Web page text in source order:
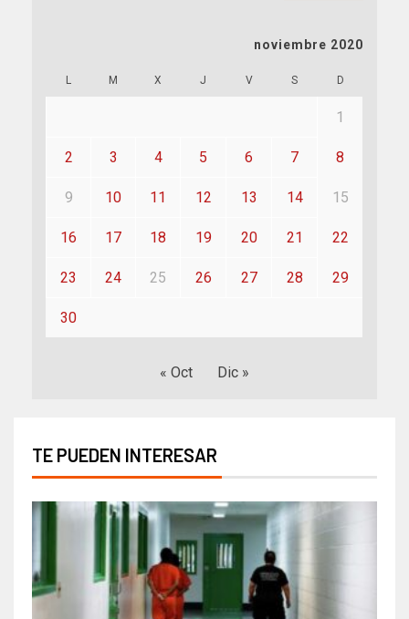
noviembre 2020
L M X J V S D
1
2 3 4 5 6 7 8
9 10 11 12 13 14 15
16 17 18 19 20 21 22
23 24 25 26 27 28 29
30
« Oct Dic »
TE PUEDEN INTERESAR